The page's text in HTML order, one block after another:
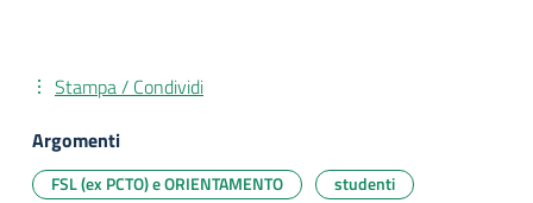
Stampa / Condividi
Argomenti
FSL (ex PCTO) e ORIENTAMENTO studenti